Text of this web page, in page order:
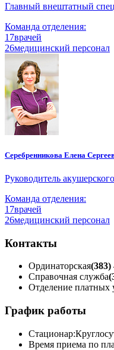
Главный внештатный
Команда отделения:
17врачей
26медицинский персонал
Серебренникова Елена
Руководитель
Команда отделения:
17врачей
26медицинский персонал
Контакты
Ординаторская(383)
Справочная служба
Отделение платных
График работы
Стационар:
Время приема по